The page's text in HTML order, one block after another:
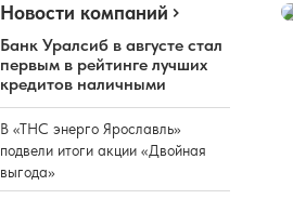
Новости компаний
Банк Уралсиб в августе стал
первым в рейтинге лучших
кредитов наличными
В «ТНС энерго Ярославль»
подвели итоги акции «Двойная
выгода»